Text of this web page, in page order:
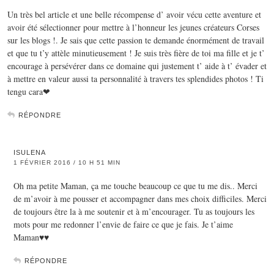
Un très bel article et une belle récompense d’ avoir vécu cette aventure et
avoir été sélectionner pour mettre à l’honneur les jeunes créateurs Corses
sur les blogs !. Je sais que cette passion te demande énormément de travail
et que tu t’y attèle minutieusement ! Je suis très fière de toi ma fille et je t’
encourage à persévérer dans ce domaine qui justement t’ aide à t’ évader et
à mettre en valeur aussi ta personnalité à travers tes splendides photos ! Ti
tengu cara❤
RÉPONDRE
ISULENA
1 FÉVRIER 2016 / 10 H 51 MIN
Oh ma petite Maman, ça me touche beaucoup ce que tu me dis.. Merci
de m’avoir à me pousser et accompagner dans mes choix difficiles. Merci
de toujours être la à me soutenir et à m’encourager. Tu as toujours les
mots pour me redonner l’envie de faire ce que je fais. Je t’aime
Maman♥♥
RÉPONDRE